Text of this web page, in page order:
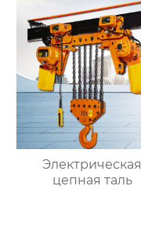
Электрическая
цепная таль